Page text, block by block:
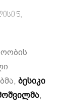
5,
ბესიკი
,